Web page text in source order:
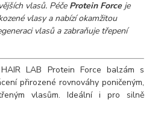
vlasů. Péče Protein Forceje
vlasy a nabízí okamžitou
vlasů a zabraňuje třepení
LAB Protein Force balzám s
přirozené rovnováhy poničeným,
vlasům. Ideální i pro silně